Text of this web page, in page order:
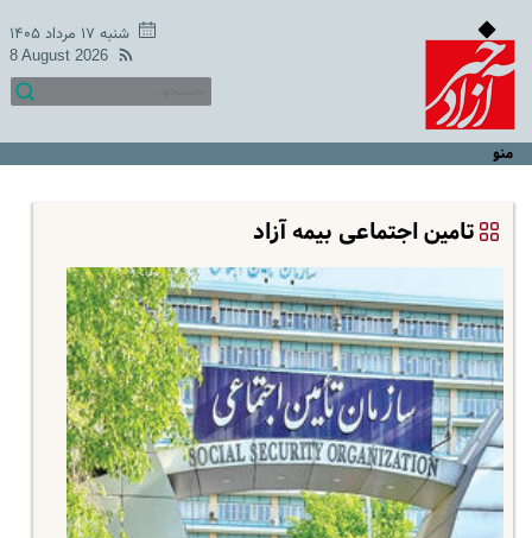
شنبه ۱۷ مرداد ۱۴۰۵
8 August 2026
منو
تامین اجتماعی بیمه آزاد